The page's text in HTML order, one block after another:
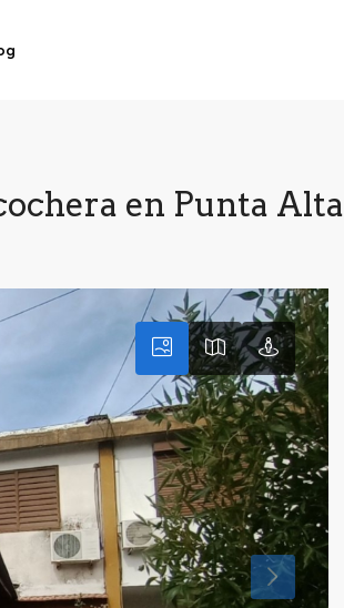
en Punta Alta